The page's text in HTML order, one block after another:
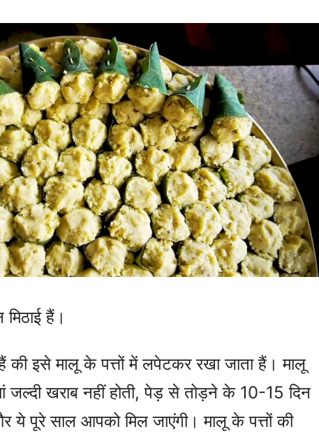
मिठाई हैं।
की इसे मालू के पत्तों में लपेटकर रखा जाता हैं। मालू
जल्दी खराब नहीं होती, पेड़ से तोड़ने के 10-15 दिन
ये पूरे साल आपको मिल जाएंगी। मालू के पत्तों की